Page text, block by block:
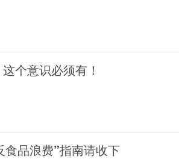
个意识必须有！
品浪费”指南请收下